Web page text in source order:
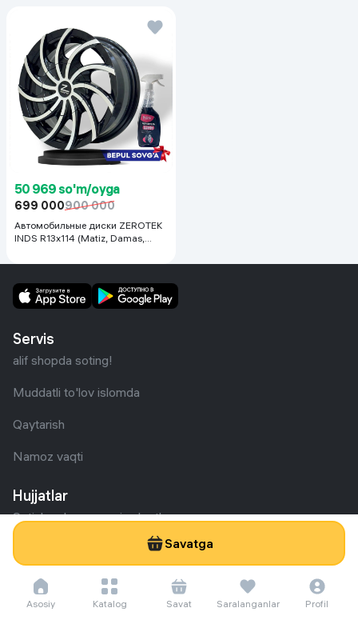
Savatga
50 969 so'm/oyga
699 000900 000
Автомобильные диски ZEROTEK
INDS R13x114 (Matiz, Damas,
Servis
alif shopda soting!
Muddatli to'lov islomda
Qaytarish
Namoz vaqti
Hujjatlar
Sotish uchun umumiy shartlar
Guvohnoma
Asosiy Katalog Savat Saralanganlar Profil